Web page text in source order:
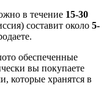
в течение 15-30
составит около 5-
обеспеченные
вы покупаете
которые хранятся в